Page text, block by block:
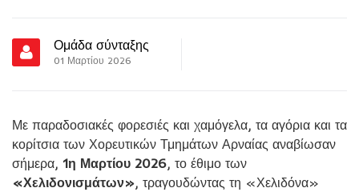
Ομάδα σύνταξης
01 Μαρτίου 2026
Με παραδοσιακές φορεσιές και χαμόγελα, τα αγόρια και τα
κορίτσια των Χορευτικών Τμημάτων Αρναίας αναβίωσαν
σήμερα, 1η Μαρτίου 2026, το έθιμο των
«Χελιδονισμάτων», τραγουδώντας τη «Χελιδόνα»